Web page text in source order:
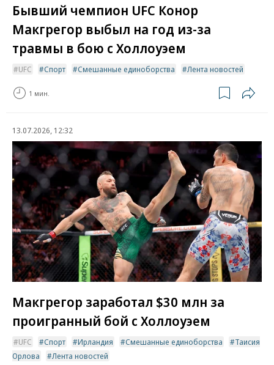
Бывший чемпион UFC Конор
Макгрегор выбыл на год из-за
травмы в бою с Холлоуэем
UFC Спорт Смешанные единоборства Лента новостей
1 мин.
13.07.2026, 12:32
Макгрегор заработал $30 млн за
проигранный бой с Холлоуэем
UFC Спорт Ирландия Смешанные единоборства
Таисия
Орлова
Лента новостей